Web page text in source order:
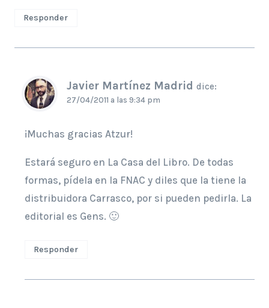
Responder
Javier Martínez Madrid dice:
27/04/2011 a las 9:34 pm
¡Muchas gracias Atzur!
Estará seguro en La Casa del Libro. De todas
formas, pídela en la FNAC y diles que la tiene la
distribuidora Carrasco, por si pueden pedirla. La
editorial es Gens. 🙂
Responder